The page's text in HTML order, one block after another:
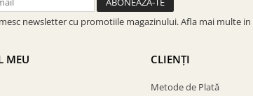
newsletter cu promotiile magazinului. Afla mai multe in
MEU CLIENȚI
Metode de Plată